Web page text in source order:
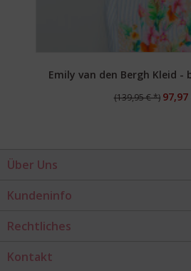
Emily van den Bergh Kleid
(139,95 € *)
Über Uns
Kundeninfo
Rechtliches
Kontakt